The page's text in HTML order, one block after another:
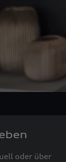
oder über